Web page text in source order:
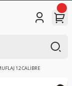
12 CALİBRE